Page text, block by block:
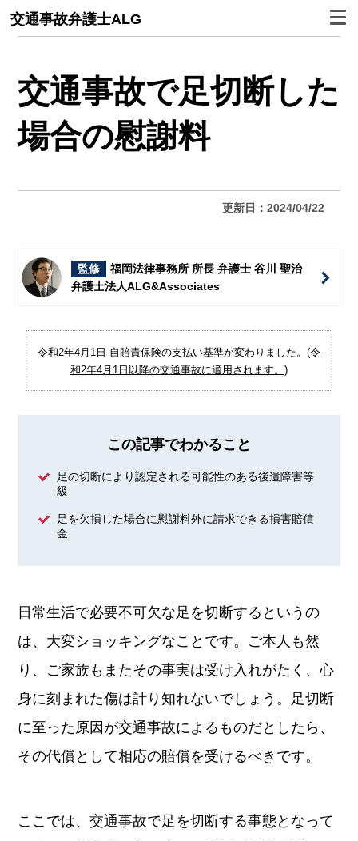
交通事故弁護士ALG
交通事故で足切断した
場合の慰謝料
更新日：2024/04/22
監修
福岡法律事務所 所長 弁護士 谷川 聖治
弁護士法人ALG&Associates
令和2年4月1日 自賠責保険の支払い基準が変わりました。(令
和2年4月1日以降の交通事故に適用されます。)
この記事でわかること
足の切断により認定される可能性のある後遺障害等
級
足を欠損した場合に慰謝料外に請求できる損害賠償
金
日常生活で必要不可欠な足を切断するというの
は、大変ショッキングなことです。ご本人も然
り、ご家族もまたその事実は受け入れがたく、心
身に刻まれた傷は計り知れないでしょう。足切断
に至った原因が交通事故によるものだとしたら、
その代償として相応の賠償を受けるべきです。
ここでは、交通事故で足を切断する事態となって